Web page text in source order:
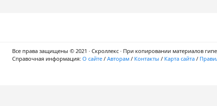
Все права защищены © 2021 · Скроллекс · При копировании материалов
Справочная информация: О сайте / Авторам / Контакты / Карта сайта /